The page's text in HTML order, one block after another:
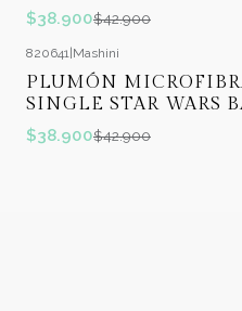
$38.900$42.900
820641 Mashini
PLUMÓN
SINGLE STAR WARS
$38.900$42.900